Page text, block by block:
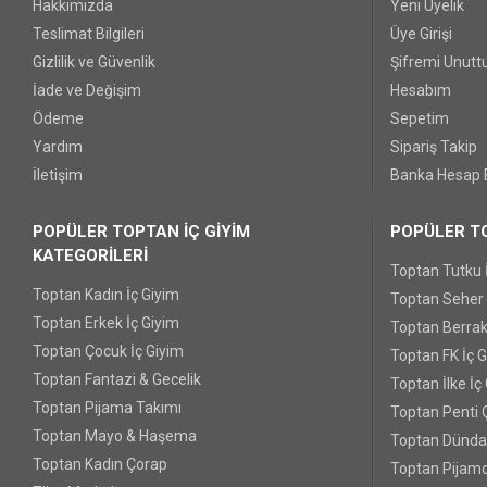
Hakkımızda
Teslimat Bilgileri
Gizlilik ve Güvenlik
İade ve Değişim
Ödeme
Yardım
İletişim
Yeni Üyelik
Üye Girişi
Şifremi
Hesabım
Sepetim
Sipariş Takip
Banka Hesap
POPÜLER TOPTAN İÇ GİYİM
KATEGORİLERİ
Toptan Kadın İç Giyim
Toptan Erkek İç Giyim
Toptan Çocuk İç Giyim
Toptan Fantazi & Gecelik
Toptan Pijama Takımı
Toptan Mayo & Haşema
Toptan Kadın Çorap
POPÜLER
Toptan Tutku
Toptan Seher
Toptan
Toptan FK İç
Toptan İlke İç
Toptan Penti
Toptan
Toptan